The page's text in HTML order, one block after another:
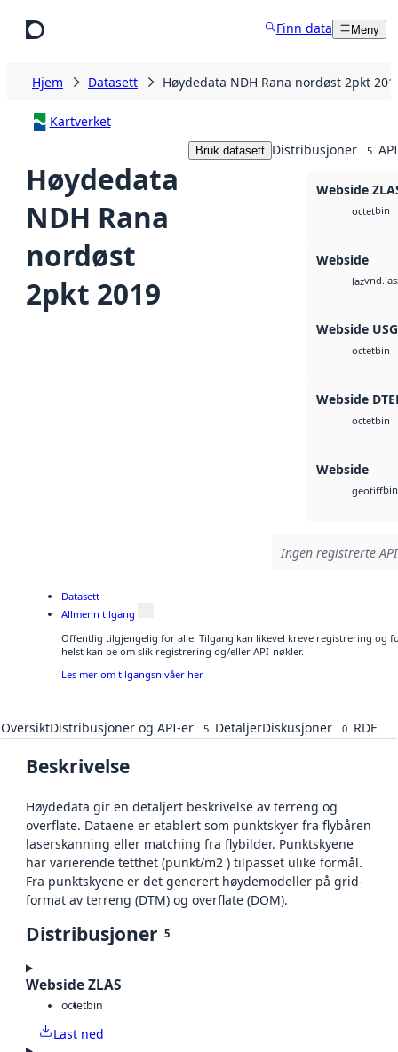
Finn data Meny
Hjem Datasett Høydedata NDH Rana nordøst 2pkt
Kartverket
Høydedata
NDH Rana
nordøst
2pkt 2019
Bruk datasett Distribusjoner 5
Webside
octetbin
Webside
laz
Webside
octetbin
Webside
octetbin
Webside
geotiffbin
Ingen registrerte
Datasett
Allmenn tilgang
Offentlig tilgjengelig for alle. Tilgang kan likevel kreve registrering og
helst kan be om slik registrering og/eller API-nøkler.
Les mer om tilgangsnivåer her
OversiktDistribusjoner og API-er 5 DetaljerDiskusjoner 0 RDF
Beskrivelse
Høydedata gir en detaljert beskrivelse av terreng og
overflate. Dataene er etablert som punktskyer fra flybåren
laserskanning eller matching fra flybilder. Punktskyene
har varierende tetthet (punkt/m2 ) tilpasset ulike formål.
Fra punktskyene er det generert høydemodeller på grid-
format av terreng (DTM) og overflate (DOM).
Distribusjoner 5
Webside ZLAS
octetbin
Last ned